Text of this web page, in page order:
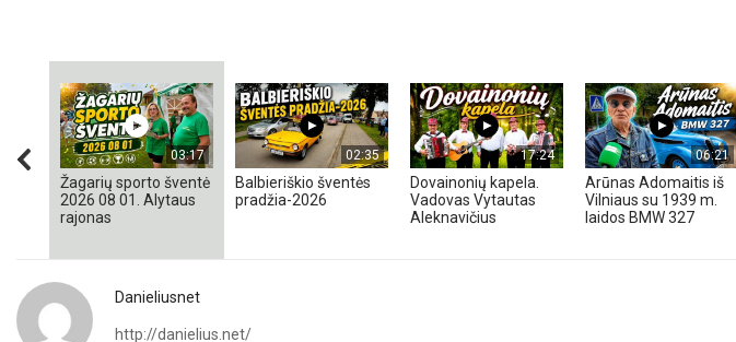
03:17
Žagarių sporto šventė
2026 08 01. Alytaus
rajonas
02:35
Balbieriškio šventės
pradžia-2026
17:24
Dovainonių kapela.
Vadovas Vytautas
Aleknavičius
06:21
Arūnas Adomaitis iš
Vilniaus su 1939 m.
laidos BMW 327
Danieliusnet
http://danielius.net/